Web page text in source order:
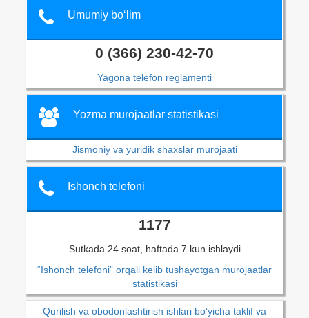
Umumiy bo‘lim
0 (366) 230-42-70
Yagona telefon reglamenti
Yozma murojaatlar statistikasi
Jismoniy va yuridik shaxslar murojaati
Ishonch telefoni
1177
Sutkada 24 soat, haftada 7 kun ishlaydi
“Ishonch telefoni” orqali kelib tushayotgan murojaatlar
statistikasi
Qurilish va obodonlashtirish ishlari bo‘yicha taklif va